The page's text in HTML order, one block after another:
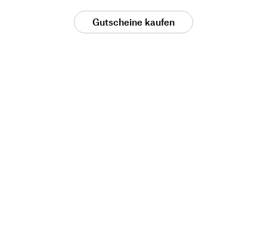
Gutscheine kaufen